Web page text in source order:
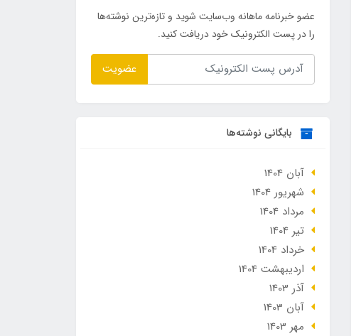
عضو خبرنامه ماهانه وب‌سایت شوید و تازه‌ترین نوشته‌ها
را در پست الکترونیک خود دریافت کنید.
عضویت
بایگانی نوشته‌ها
آبان 1404
شهریور 1404
مرداد 1404
تير 1404
خرداد 1404
ارديبهشت 1404
آذر 1403
آبان 1403
مهر 1403